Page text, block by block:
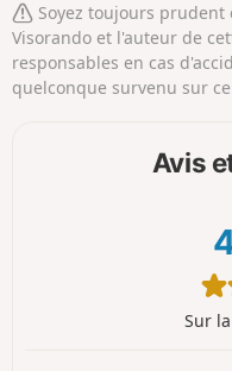
Soyez toujours prudent
Visorando et l'auteur de
responsables en cas
quelconque survenu sur
Avis
Sur